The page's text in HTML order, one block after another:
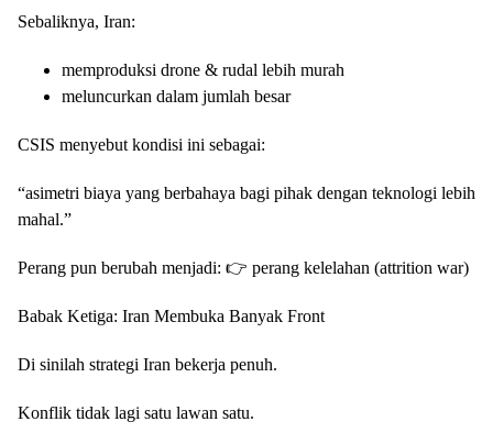
Sebaliknya, Iran:
memproduksi drone & rudal lebih murah
meluncurkan dalam jumlah besar
CSIS menyebut kondisi ini sebagai:
“asimetri biaya yang berbahaya bagi pihak dengan teknologi lebih
mahal.”
Perang pun berubah menjadi: 👉 perang kelelahan (attrition war)
Babak Ketiga: Iran Membuka Banyak Front
Di sinilah strategi Iran bekerja penuh.
Konflik tidak lagi satu lawan satu.